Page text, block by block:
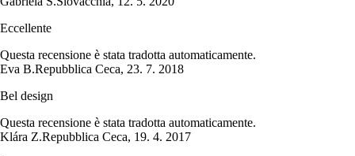
Eccellente
Questa recensione è stata tradotta automaticamente.
Eva B.Repubblica Ceca, 23. 7. 2018
Bel design
Questa recensione è stata tradotta automaticamente.
Klára Z.Repubblica Ceca, 19. 4. 2017